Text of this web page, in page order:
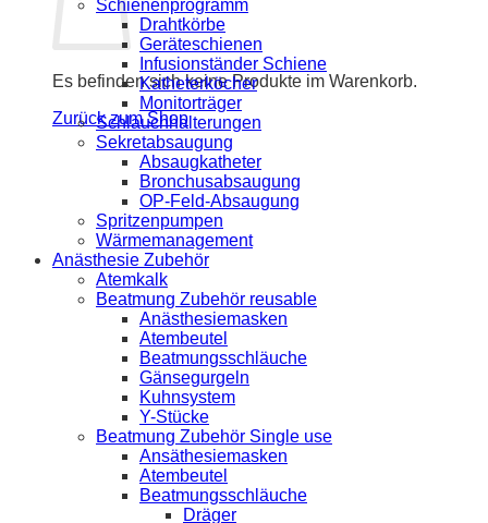
Es befinden sich keine Produkte im Warenkorb.
Zurück zum Shop
Schienenprogramm
Drahtkörbe
Geräteschienen
Infusionständer Schiene
Katheterköcher
Monitorträger
Schlauchhalterungen
Sekretabsaugung
Absaugkatheter
Bronchusabsaugung
OP-Feld-Absaugung
Spritzenpumpen
Wärmemanagement
Anästhesie Zubehör
Atemkalk
Beatmung Zubehör reusable
Anästhesiemasken
Atembeutel
Beatmungsschläuche
Gänsegurgeln
Kuhnsystem
Y-Stücke
Beatmung Zubehör Single use
Ansäthesiemasken
Atembeutel
Beatmungsschläuche
Dräger